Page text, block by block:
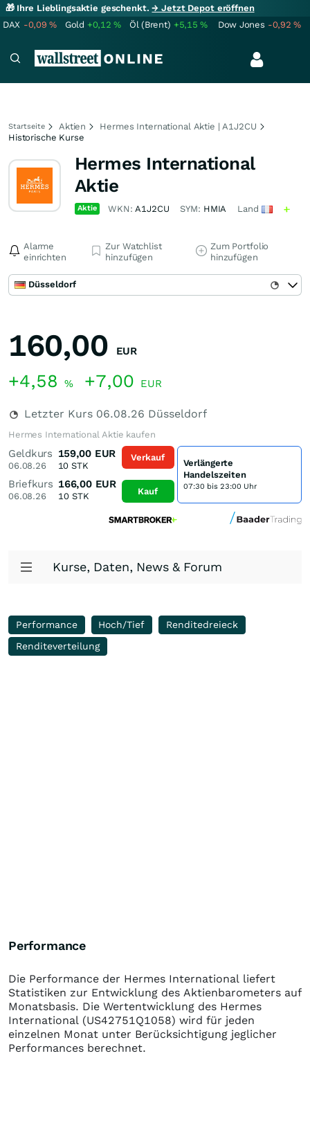
🎁 Ihre Lieblingsaktie geschenkt.→ Jetzt Depot eröffnen
DAX -0,09% Gold +0,12% Öl (Brent) +5,15% Dow Jones -0,92%
Startseite Aktien
Hermes International Aktie | A1J2CU
Historische Kurse
Hermes International
Aktie
Aktie WKN:A1J2CU SYM: HMIA Land
Alarme
einrichten
Zur Watchlist
hinzufügen
Zum Portfolio
hinzufügen
Düsseldorf
160,00 EUR
+4,58 % +7,00 EUR
Letzter Kurs 06.08.26 Düsseldorf
Hermes International Aktie kaufen
Geldkurs
06.08.26
159,00 EUR
10 STK
Briefkurs
06.08.26
166,00 EUR
10 STK
Verkauf
Kauf
Verlängerte
Handelszeiten
07:30 bis 23:00 Uhr
Kurse, Daten, News & Forum
Performance Hoch/Tief
Renditedreieck
Renditeverteilung
Performance
Die Performance der Hermes International liefert
Statistiken zur Entwicklung des Aktienbarometers auf
Monatsbasis. Die Wertentwicklung des Hermes
International (US42751Q1058) wird für jeden
einzelnen Monat unter Berücksichtigung jeglicher
Performances berechnet.